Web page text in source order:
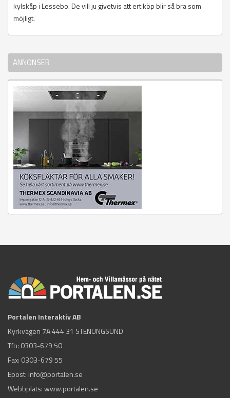
kylskåp i Lessebo. De vill ju givetvis att ert köp blir så bra som
möjligt.
ANNONSER
Portalen Interaktiv AB
Kyrkvägen 7A 444 31 STENUNGSUND
Tfn: 0303-679 50
Fax: 0303-679 55
Epost: info@portalen.se
Webbplats: www.portalen.se